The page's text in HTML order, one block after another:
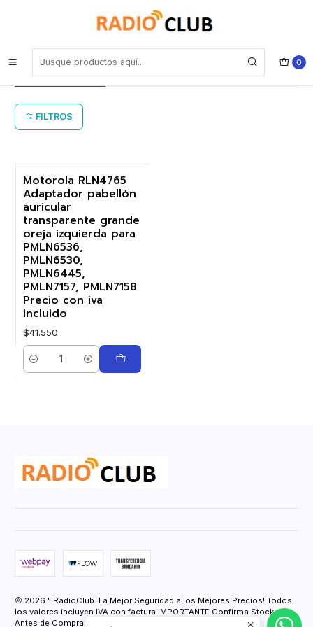
0
Adaptador pabellón auricular Motorola
Adaptador pabellón auricular
Motorola
FILTROS
Motorola RLN4765
Adaptador pabellón
auricular
transparente grande
oreja izquierda para
PMLN6536,
PMLN6530,
PMLN6445,
PMLN7157, PMLN7158
Precio con iva
incluido
$41.550
Cantidad
2026 "¡RadioClub: La Mejor Seguridad a los Mejores Precios! Todos
los valores incluyen IVA con factura IMPORTANTE Confirma Stock
Antes de Comprar.".